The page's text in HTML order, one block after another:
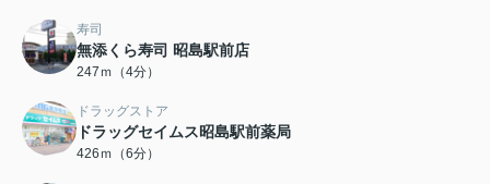
寿司
無添くら寿司 昭島駅前店
247ｍ（4分）
ドラッグストア
ドラッグセイムス昭島駅前薬局
426ｍ（6分）